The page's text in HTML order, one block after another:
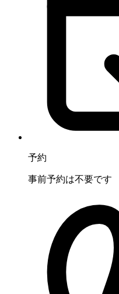
予約
事前予約は不要です